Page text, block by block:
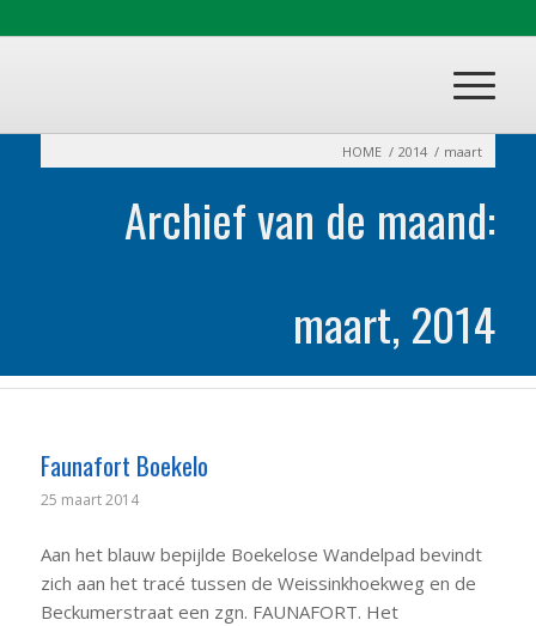
HOME / 2014 / maart
Archief van de maand:
maart, 2014
Faunafort Boekelo
25 maart 2014
Aan het blauw bepijlde Boekelose Wandelpad bevindt
zich aan het tracé tussen de Weissinkhoekweg en de
Beckumerstraat een zgn. FAUNAFORT. Het